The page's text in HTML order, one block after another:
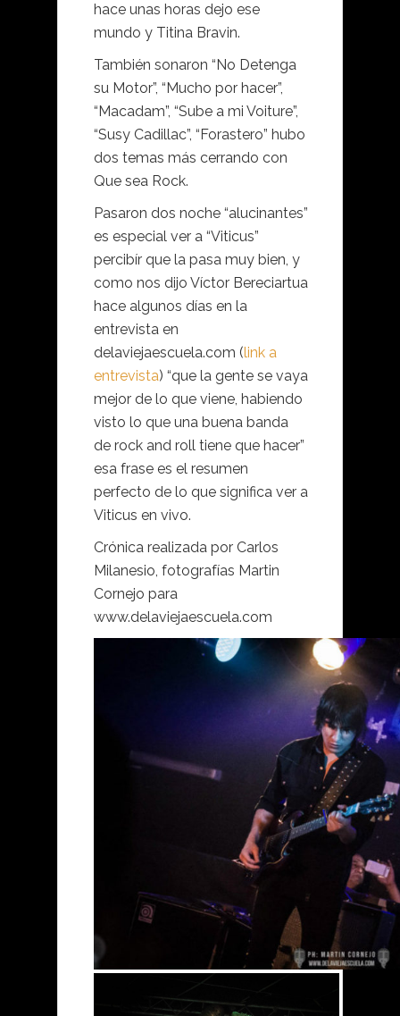
hace unas horas dejo ese
mundo y Titina Bravin.
También sonaron “No Detenga
su Motor”, “Mucho por hacer”,
“Macadam”, “Sube a mi Voiture”,
“Susy Cadillac”, “Forastero” hubo
dos temas más cerrando con
Que sea Rock.
Pasaron dos noche “alucinantes”
es especial ver a “Viticus”
percibír que la pasa muy bien, y
como nos dijo Víctor Bereciartua
hace algunos días en la
entrevista en
delaviejaescuela.com (link a
entrevista) “que la gente se vaya
mejor de lo que viene, habiendo
visto lo que una buena banda
de rock and roll tiene que hacer”
esa frase es el resumen
perfecto de lo que significa ver a
Viticus en vivo.
Crónica realizada por Carlos
Milanesio, fotografías Martin
Cornejo para
www.delaviejaescuela.com